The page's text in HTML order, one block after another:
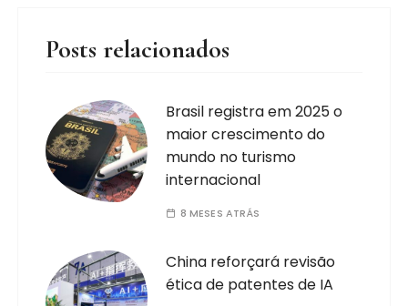
Posts relacionados
Brasil registra em 2025 o
maior crescimento do
mundo no turismo
internacional
8 MESES ATRÁS
China reforçará revisão
ética de patentes de IA